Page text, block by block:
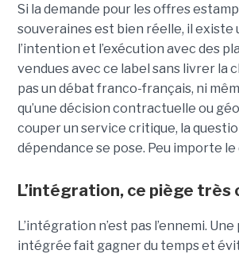
Si la demande pour les offres
souveraines est bien réelle, il existe
l’intention et l’exécution avec des
vendues avec ce label sans livrer la
pas un débat franco-français, ni
qu’une décision contractuelle ou
couper un service critique, la
dépendance se pose. Peu importe le
L’intégration, ce piège
L’intégration n’est pas l’ennemi.
intégrée fait gagner du temps et